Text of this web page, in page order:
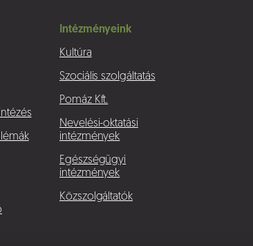
Intézményeink
Kultúra
Szociális szolgáltatás
Pomáz Kft.
Nevelési-oktatási
intézmények
Egészségügyi
intézmények
Közszolgáltatók